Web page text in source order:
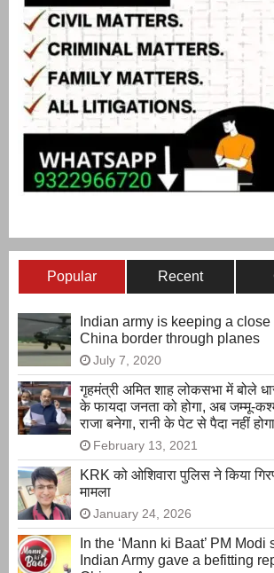
Popular Recent
Indian army is keeping a
China border through planes
July 7, 2020
गृहमंत्री अमित शाह लोकसभा में बोले
के फायदा जनता को होगा, अब जम्मू-
राजा बनेगा, रानी के पेट से पैदा नहीं होगा
February 13, 2021
KRK को ओशिवारा पुलिस ने किया
मामला
January 24, 2026
In the ‘Mann ki Baat’ PM Modi
Indian Army gave a befitting